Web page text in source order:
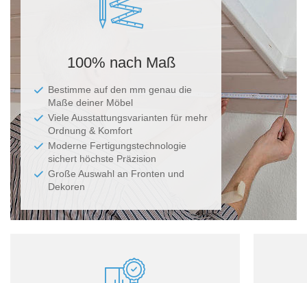
100% nach Maß
Bestimme auf den mm genau die
Maße deiner Möbel
Viele Ausstattungsvarianten für mehr
Ordnung & Komfort
Moderne Fertigungstechnologie
sichert höchste Präzision
Große Auswahl an Fronten und
Dekoren